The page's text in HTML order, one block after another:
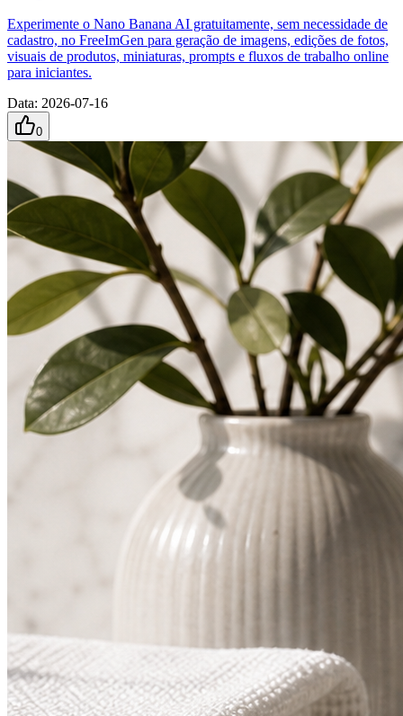
Experimente o Nano Banana AI gratuitamente, sem necessidade de
cadastro, no FreeImGen para geração de imagens, edições de fotos,
visuais de produtos, miniaturas, prompts e fluxos de trabalho online
para iniciantes.
Data: 2026-07-16
0